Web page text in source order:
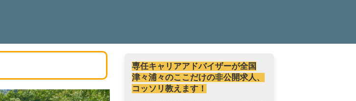
専任キャリアアドバイザーが全国
津々浦々のここだけの非公開求人、
コッソリ教えます！